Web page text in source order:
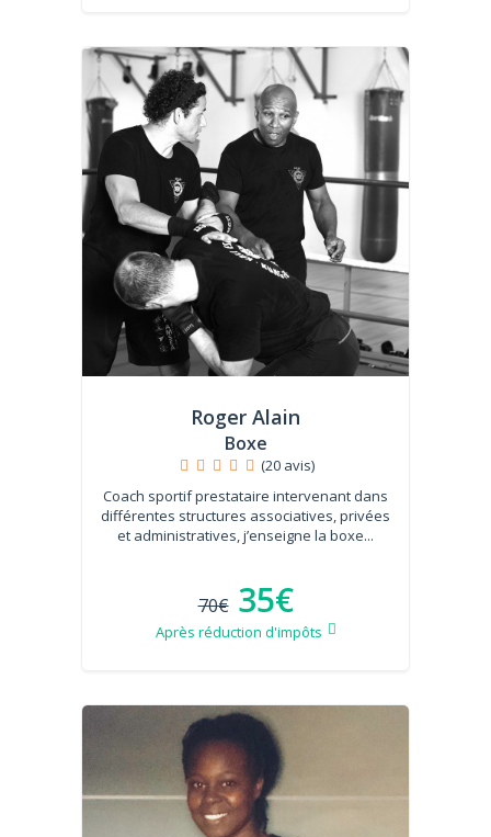
Roger Alain
Boxe
(20 avis)
Coach sportif prestataire intervenant dans
différentes structures associatives, privées
et administratives, j’enseigne la boxe...
70€ 35€
Après réduction d'impôts